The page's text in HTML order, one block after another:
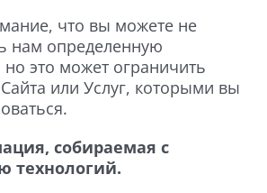
что вы можете не
нам определенную
это может ограничить
или Услуг, которыми вы
собираемая с
технологий.